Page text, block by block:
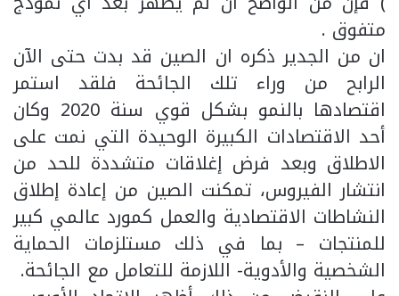
متفوق .
ان من الجدير ذكره ان الصين قد بدت حتى الآن
الرابح من وراء تلك الجائحة فلقد استمر
اقتصادها بالنمو بشكل قوي سنة 2020 وكان
أحد الاقتصادات الكبيرة الوحيدة التي نمت على
الاطلاق وبعد فرض إغلاقات متشددة للحد من
انتشار الفيروس، تمكنت الصين من إعادة إطلاق
النشاطات الاقتصادية والعمل كمورد عالمي كبير
للمنتجات – بما في ذلك مستلزمات الحماية
الشخصية والأدوية- اللازمة للتعامل مع الجائحة.